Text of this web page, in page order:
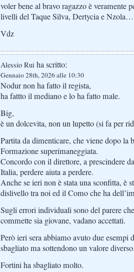
voler bene al bravo ragazzo è veramente
livelli del Taque Silva, Dertycia e Nzola…
Vdz
Alessio Rui ha scritto:
Gennaio 28th, 2026 alle 10:30
Nodur non ha fatto il regista,
ha fattto il mediano e lo ha fatto male.
Big,
è un dolcevita, non un lupetto (si fa per
Partita da dimenticare, che viene dopo la
Formazione superimaneggiata.
Concordo con il direttore, a prescindere
Italia, perdere aiuta a perdere.
Anche se ieri non è stata una sconfitta, è
dislivello tra noi ed il Como che ha
Sugli errori individuali sono del parere
commette sia giovane, vadano accettati.
Però ieri sera abbiamo avuto due esempi
sbagliato ma sottendono un valore
Fortini ha sbagliato molto.